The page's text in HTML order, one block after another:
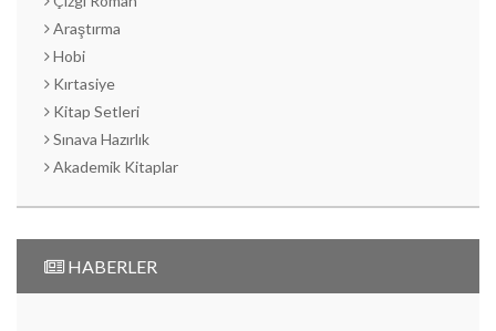
Araştırma
Hobi
Kırtasiye
Kitap Setleri
Sınava Hazırlık
Akademik Kitaplar
HABERLER